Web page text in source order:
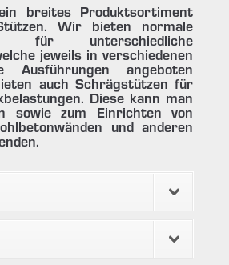
breites Produktsortiment
Wir bieten normale
für unterschiedliche
jeweils in verschiedenen
Ausführungen angeboten
auch Schrägstützen für
Diese kann man
sowie zum Einrichten von
und anderen